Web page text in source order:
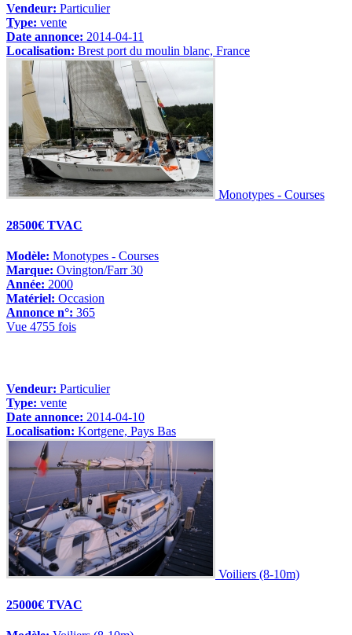
Vendeur: Particulier
Type: vente
Date annonce: 2014-04-11
Localisation: Brest port du moulin blanc, France
Monotypes - Courses
28500€ TVAC
Modèle: Monotypes - Courses
Marque: Ovington/Farr 30
Année: 2000
Matériel: Occasion
Annonce n°: 365
Vue 4755 fois
Vendeur: Particulier
Type: vente
Date annonce: 2014-04-10
Localisation: Kortgene, Pays Bas
Voiliers (8-10m)
25000€ TVAC